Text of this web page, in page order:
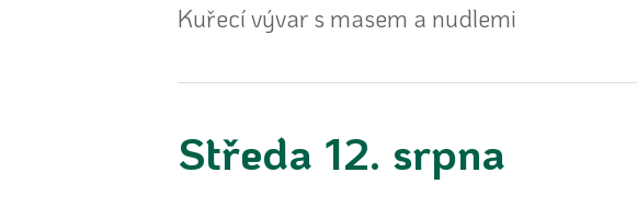
Kuřecí vývar s masem a nudlemi
Středa 12. srpna